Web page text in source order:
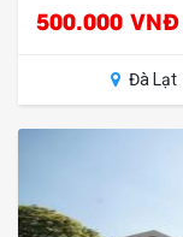
500.000 VNĐ
Đà Lạt